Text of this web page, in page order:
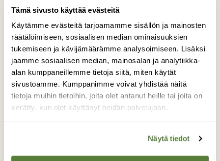
Tämä sivusto käyttää evästeitä
Käytämme evästeitä tarjoamamme sisällön ja mainosten
räätälöimiseen, sosiaalisen median ominaisuuksien
tukemiseen ja kävijämäärämme analysoimiseen. Lisäksi
jaamme sosiaalisen median, mainosalan ja analytiikka-
alan kumppaneillemme tietoja siitä, miten käytät
sivustoamme. Kumppanimme voivat yhdistää näitä
tietoja muihin tietoihin, joita olet antanut heille tai joita on
kerätty, kun olet käyttänyt heidän palvelujaan.
Näytä tiedot
Täh
Seurailin tämän oravan touhuja viime
syksynä, kun ruokavarastojen täydennys oli
menossa. Huomatessaan minut kurre
jähmettyi niille sijoilleen ja sain ikuistettua
Kuvaaja: Susanna Laine